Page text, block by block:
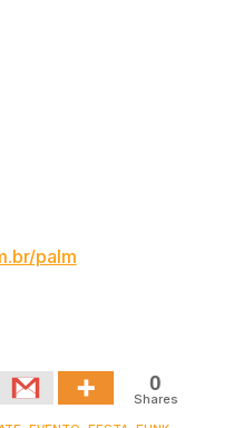
palm
0
Shares